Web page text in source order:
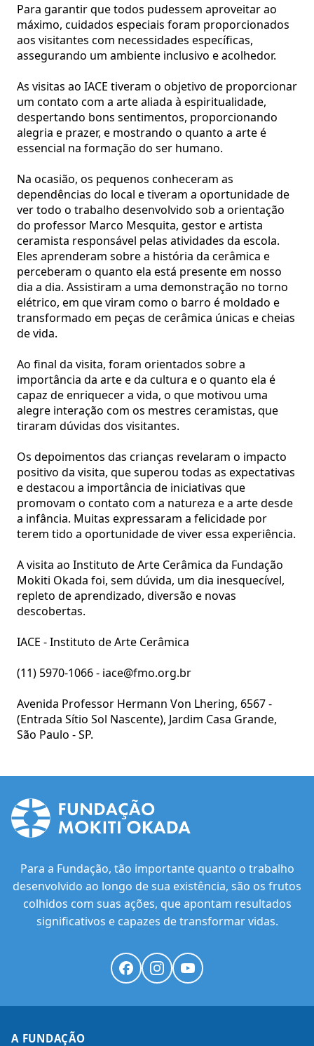
Para garantir que todos pudessem aproveitar ao
máximo, cuidados especiais foram proporcionados
aos visitantes com necessidades específicas,
assegurando um ambiente inclusivo e acolhedor.
As visitas ao IACE tiveram o objetivo de proporcionar
um contato com a arte aliada à espiritualidade,
despertando bons sentimentos, proporcionando
alegria e prazer, e mostrando o quanto a arte é
essencial na formação do ser humano.
Na ocasião, os pequenos conheceram as
dependências do local e tiveram a oportunidade de
ver todo o trabalho desenvolvido sob a orientação
do professor Marco Mesquita, gestor e artista
ceramista responsável pelas atividades da escola.
Eles aprenderam sobre a história da cerâmica e
perceberam o quanto ela está presente em nosso
dia a dia. Assistiram a uma demonstração no torno
elétrico, em que viram como o barro é moldado e
transformado em peças de cerâmica únicas e cheias
de vida.
Ao final da visita, foram orientados sobre a
importância da arte e da cultura e o quanto ela é
capaz de enriquecer a vida, o que motivou uma
alegre interação com os mestres ceramistas, que
tiraram dúvidas dos visitantes.
Os depoimentos das crianças revelaram o impacto
positivo da visita, que superou todas as expectativas
e destacou a importância de iniciativas que
promovam o contato com a natureza e a arte desde
a infância. Muitas expressaram a felicidade por
terem tido a oportunidade de viver essa experiência.
A visita ao Instituto de Arte Cerâmica da Fundação
Mokiti Okada foi, sem dúvida, um dia inesquecível,
repleto de aprendizado, diversão e novas
descobertas.
IACE - Instituto de Arte Cerâmica
(11) 5970-1066 - iace@fmo.org.br
Avenida Professor Hermann Von Lhering, 6567 -
(Entrada Sítio Sol Nascente), Jardim Casa Grande,
São Paulo - SP.
Para a Fundação, tão importante quanto o trabalho
desenvolvido ao longo de sua existência, são os frutos
colhidos com suas ações, que apontam resultados
significativos e capazes de transformar vidas.
A FUNDAÇÃO